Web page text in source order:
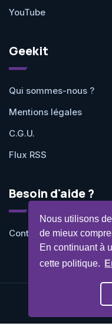
Nous utilisons
de mieux
En continuant à
cette politique.
YouTube
Geekit
Qui sommes-nous ?
Mentions légales
C.G.U.
Flux RSS
Besoin d'aide ?
Contactez-nous
©Geekit